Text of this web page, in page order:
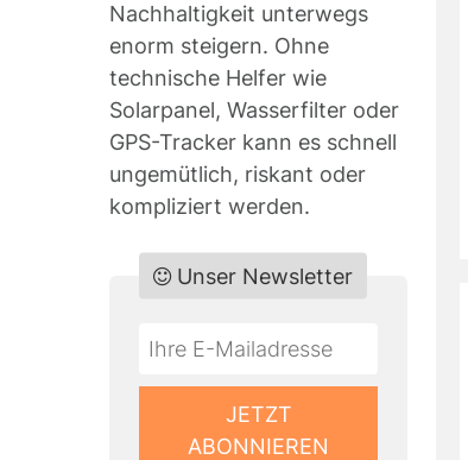
Nachhaltigkeit unterwegs
enorm steigern. Ohne
technische Helfer wie
Solarpanel, Wasserfilter oder
GPS-Tracker kann es schnell
ungemütlich, riskant oder
kompliziert werden.
Do
Unser Newsletter
*Ihre
Mailadresse:
JETZT
ABONNIEREN